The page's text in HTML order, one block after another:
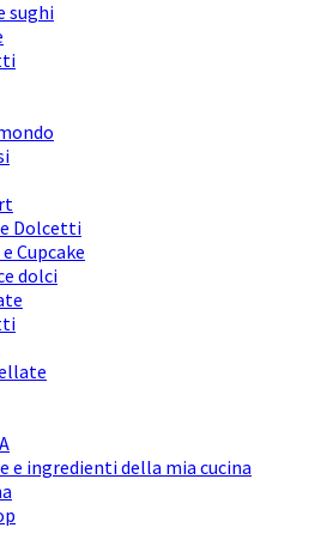
sughi
Dolcetti
Cupcake
dolci
e ingredienti della mia cucina